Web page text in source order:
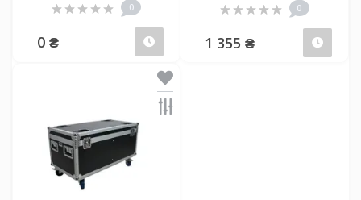
0
0 ₴ Закончился
0
1 355 ₴